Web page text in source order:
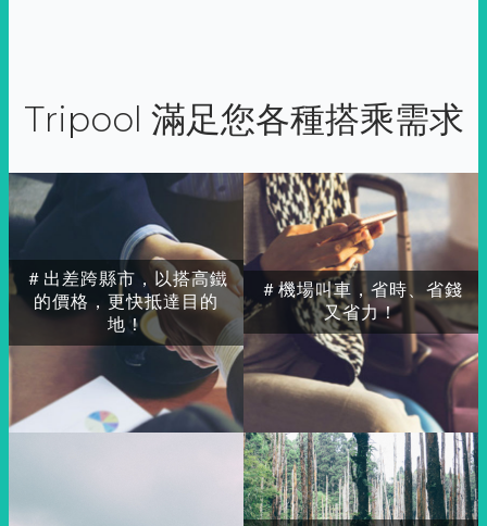
Tripool 滿足您各種搭乘需求
＃出差跨縣市，以搭高鐵
的價格，更快抵達目的
地！
＃機場叫車，省時、省錢
又省力！